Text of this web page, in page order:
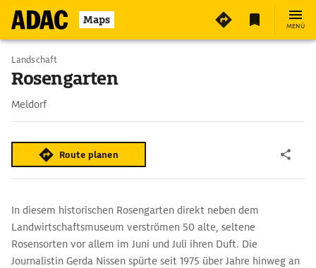
Maps MENÜ
Landschaft
Rosengarten
Meldorf
Route planen
In diesem historischen Rosengarten direkt neben dem
Landwirtschaftsmuseum verströmen 50 alte, seltene
Rosensorten vor allem im Juni und Juli ihren Duft. Die
Journalistin Gerda Nissen spürte seit 1975 über Jahre hinweg an